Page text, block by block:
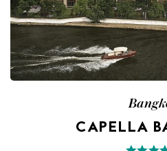
CAPELLA